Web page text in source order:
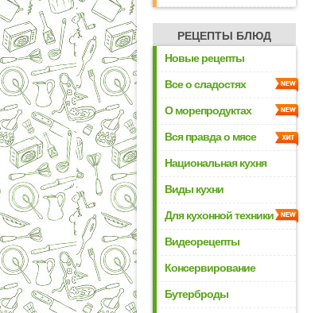
РЕЦЕПТЫ БЛЮД
Новые рецепты
Все о сладостях
О морепродуктах
Вся правда о мясе
Национальная кухня
Виды кухни
Для кухонной техники
Видеорецепты
Консервирование
Бутерброды